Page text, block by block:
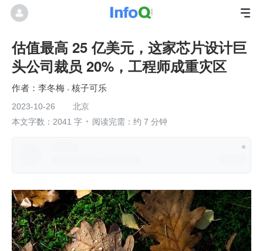
估值最高 25 亿美元，这家芯片设计巨
头公司裁员 20%，工程师成重灾区
李冬梅 核子可乐
2023-10-26
北京
本文字数：2041 字
阅读完需：约 7 分钟